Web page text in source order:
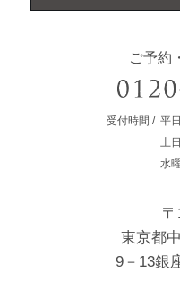
ご予約
受付時間 平日
土
水
東京都
9－13銀